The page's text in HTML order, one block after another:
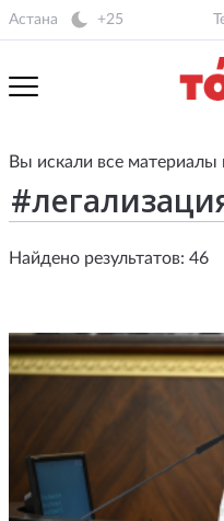
Астана +25
Вы искали все материалы
Найдено результатов: 46